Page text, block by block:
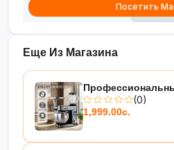
Еще Из Магазина
(0)
1,999.00с.
Посетить